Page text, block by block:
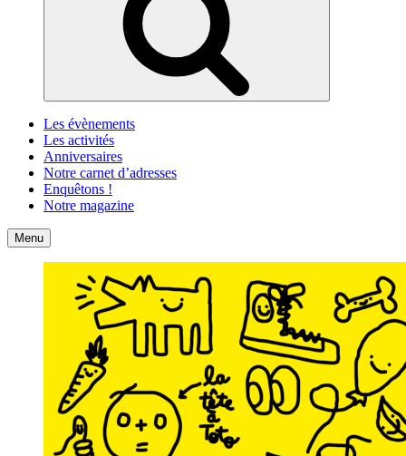
Les évènements
Les activités
Anniversaires
Notre carnet d’adresses
Enquêtons !
Notre magazine
Accueil
Menu Contact